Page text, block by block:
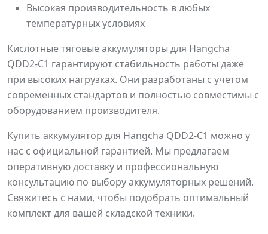
Высокая производительность в любых
температурных условиях
Кислотные тяговые аккумуляторы для Hangcha
QDD2-C1 гарантируют стабильность работы даже
при высоких нагрузках. Они разработаны с учетом
современных стандартов и полностью совместимы с
оборудованием производителя.
Купить аккумулятор для Hangcha QDD2-C1 можно у
нас с официальной гарантией. Мы предлагаем
оперативную доставку и профессиональную
консультацию по выбору аккумуляторных решений.
Свяжитесь с нами, чтобы подобрать оптимальный
комплект для вашей складской техники.